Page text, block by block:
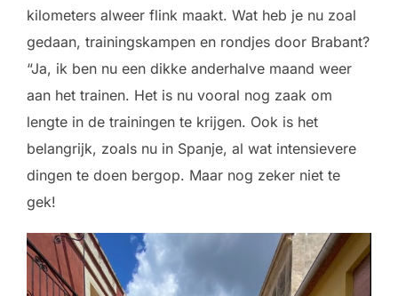
kilometers alweer flink maakt. Wat heb je nu zoal
gedaan, trainingskampen en rondjes door Brabant?
“Ja, ik ben nu een dikke anderhalve maand weer
aan het trainen. Het is nu vooral nog zaak om
lengte in de trainingen te krijgen. Ook is het
belangrijk, zoals nu in Spanje, al wat intensievere
dingen te doen bergop. Maar nog zeker niet te
gek!